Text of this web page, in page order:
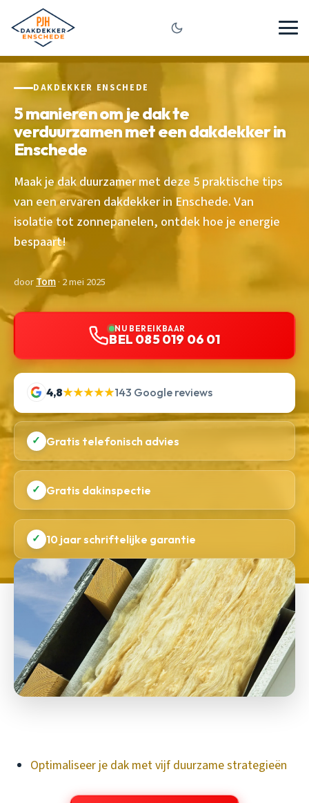
DAKDEKKER ENSCHEDE
5 manieren om je dak te
verduurzamen met een dakdekker in
Enschede
Maak je dak duurzamer met deze 5 praktische tips
van een ervaren dakdekker in Enschede. Van
isolatie tot zonnepanelen, ontdek hoe je energie
bespaart!
doorTom· 2 mei 2025
NU BEREIKBAAR
BEL 085 019 06 01
4,8★★★★★143 Google reviews
✓ Gratis telefonisch advies
✓ Gratis dakinspectie
✓ 10 jaar schriftelijke garantie
Optimaliseer je dak met vijf duurzame strategieën